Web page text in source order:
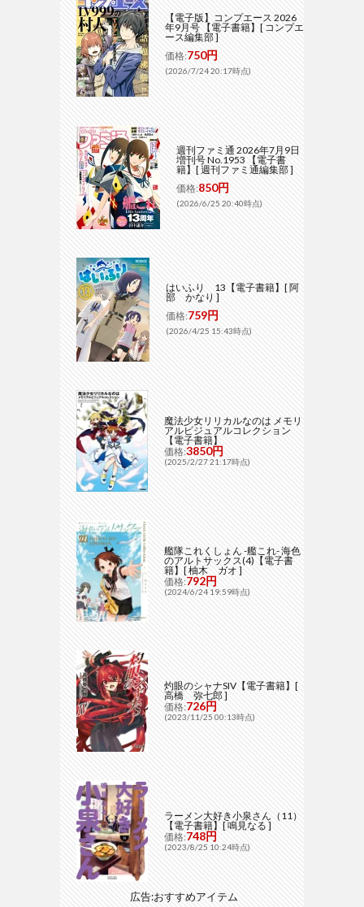
【電子版】コンプエース 2026
年9月号 【電子書籍】[ コンプエ
ース編集部 ]
価格:750円
(2026/7/24 20:17時点)
週刊ファミ通 2026年7月9日
増刊号 No.1953 【電子書
籍】[ 週刊ファミ通編集部 ]
価格:850円
(2026/6/25 20:40時点)
はいふり 13【電子書籍】[ 阿
部 かなり ]
価格:759円
(2026/4/25 15:43時点)
魔法少女リリカルなのは メモリ
アルビジュアルコレクション
【電子書籍】
価格:3850円
(2025/2/27 21:17時点)
艦隊これくしょん -艦これ- 海色
のアルトサックス(4)【電子書
籍】[ 柚木 ガオ ]
価格:792円
(2024/6/24 19:59時点)
灼眼のシャナSIV【電子書籍】[
高橋 弥七郎 ]
価格:726円
(2023/11/25 00:13時点)
ラーメン大好き小泉さん（11）
【電子書籍】[ 鳴見なる ]
価格:748円
(2023/8/25 10:24時点)
広告:おすすめアイテム